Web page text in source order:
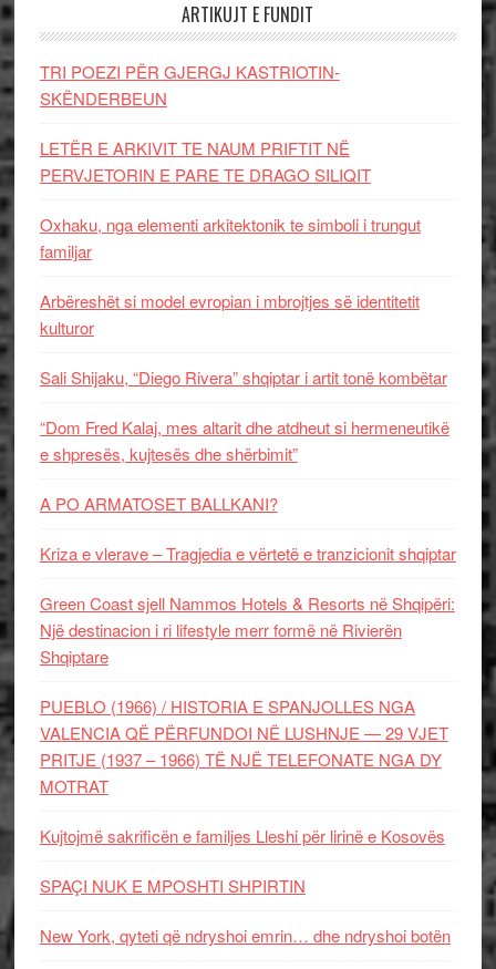
ARTIKUJT E FUNDIT
TRI POEZI PËR GJERGJ KASTRIOTIN-
SKËNDERBEUN
LETËR E ARKIVIT TE NAUM PRIFTIT NË
PERVJETORIN E PARE TE DRAGO SILIQIT
Oxhaku, nga elementi arkitektonik te simboli i trungut
familjar
Arbëreshët si model evropian i mbrojtjes së identitetit
kulturor
Sali Shijaku, “Diego Rivera” shqiptar i artit tonë kombëtar
“Dom Fred Kalaj, mes altarit dhe atdheut si hermeneutikë
e shpresës, kujtesës dhe shërbimit”
A PO ARMATOSET BALLKANI?
Kriza e vlerave – Tragjedia e vërtetë e tranzicionit shqiptar
Green Coast sjell Nammos Hotels & Resorts në Shqipëri:
Një destinacion i ri lifestyle merr formë në Rivierën
Shqiptare
PUEBLO (1966) / HISTORIA E SPANJOLLES NGA
VALENCIA QË PËRFUNDOI NË LUSHNJE — 29 VJET
PRITJE (1937 – 1966) TË NJË TELEFONATE NGA DY
MOTRAT
Kujtojmë sakrificën e familjes Lleshi për lirinë e Kosovës
SPAÇI NUK E MPOSHTI SHPIRTIN
New York, qyteti që ndryshoi emrin… dhe ndryshoi botën